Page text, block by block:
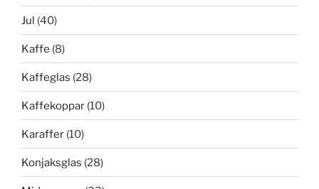
Jul (40)
Kaffe (8)
Kaffeglas (28)
Kaffekoppar (10)
Karaffer (10)
Konjaksglas (28)